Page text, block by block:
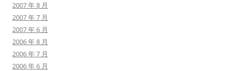
2007 年 8 月
2007 年 7 月
2007 年 6 月
2006 年 8 月
2006 年 7 月
2006 年 6 月